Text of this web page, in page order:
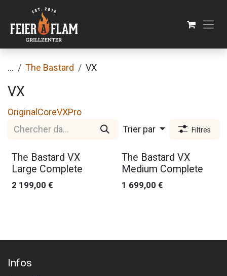
Se rendre au contenu
... The Bastard VX
VX
Original CoreVXPro
Trier par
Filtres
The Bastard VX
Large Complete
2 199,00 €
The Bastard VX
Medium Complete
1 699,00 €
Infos